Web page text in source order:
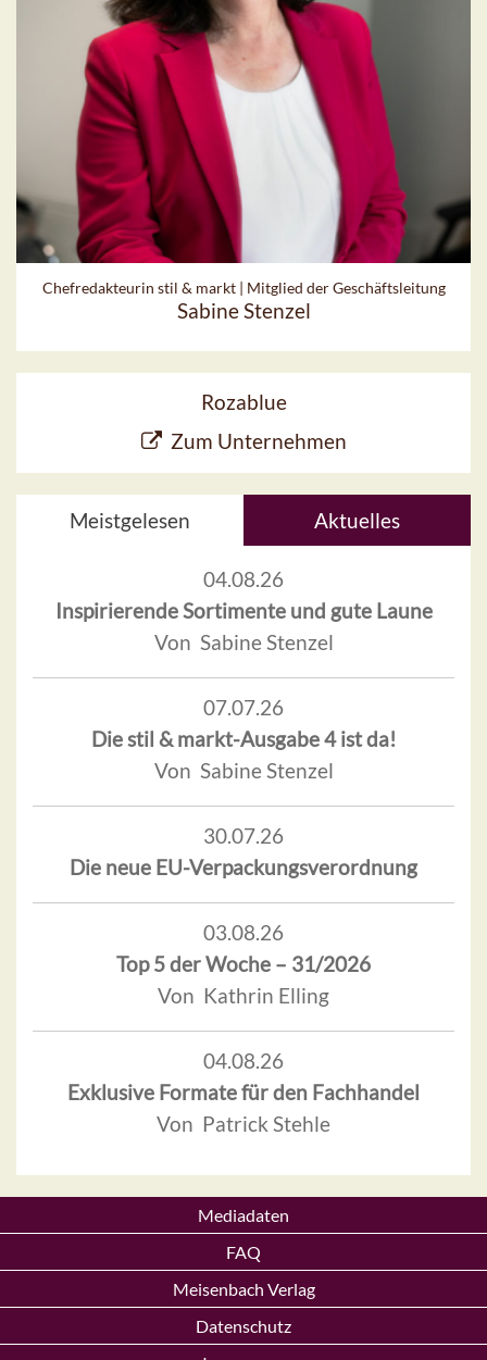
Chefredakteurin stil & markt | Mitglied der Geschäftsleitung
Sabine Stenzel
Rozablue
Zum Unternehmen
Meistgelesen Aktuelles
04.08.26
Inspirierende Sortimente und gute Laune
Von Sabine Stenzel
07.07.26
Die stil & markt-Ausgabe 4 ist da!
Von Sabine Stenzel
30.07.26
Die neue EU-Verpackungsverordnung
03.08.26
Top 5 der Woche – 31/2026
Von Kathrin Elling
04.08.26
Exklusive Formate für den Fachhandel
Von Patrick Stehle
Mediadaten
FAQ
Meisenbach Verlag
Datenschutz